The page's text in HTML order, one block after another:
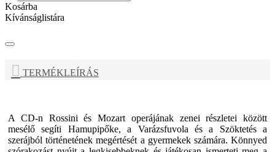
Kosárba
Kívánságlistára
TERMÉKLEÍRÁS
A CD-n Rossini és Mozart operájának zenei részletei között
mesélő segíti Hamupipőke, a Varázsfuvola és a Szöktetés a
szerájból történetének megértését a gyermekek számára. Könnyed